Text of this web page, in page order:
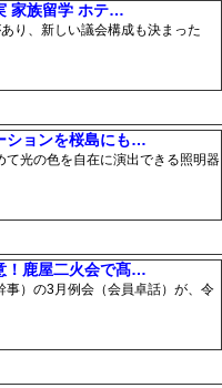
家族留学 ホテ…
り、新しい議会構成も決まった
ションを桜島にも…
光の色を自在に演出できる照明器
！鹿屋二火会で髙…
）の3月例会（会員卓話）が、令